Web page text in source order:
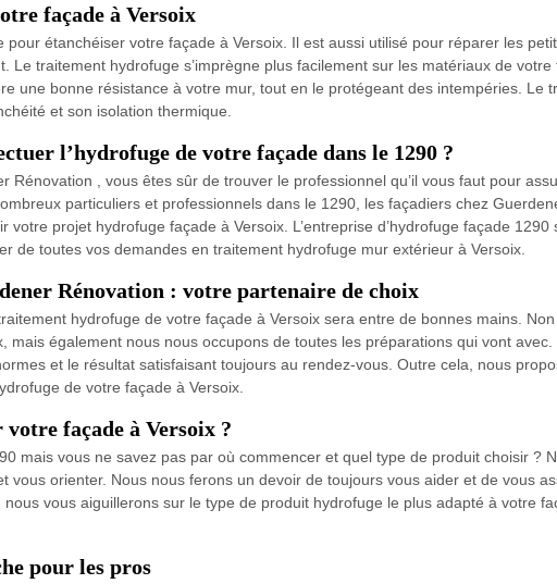
façade à Versoix
étanchéiser votre façade à Versoix. Il est aussi utilisé pour réparer les
traitement hydrofuge s’imprègne plus facilement sur les matériaux de
une bonne résistance à votre mur, tout en le protégeant des intempéries. Le
et son isolation thermique.
l’hydrofuge de votre façade dans le 1290 ?
Rénovation , vous êtes sûr de trouver le professionnel qu’il vous faut pour
particuliers et professionnels dans le 1290, les façadiers chez
projet hydrofuge façade à Versoix. L’entreprise d’hydrofuge façade 1290
de toutes vos demandes en traitement hydrofuge mur extérieur à Versoix.
Rénovation : votre partenaire de choix
hydrofuge de votre façade à Versoix sera entre de bonnes mains.
mais également nous nous occupons de toutes les préparations qui vont
et le résultat satisfaisant toujours au rendez-vous. Outre cela, nous
de votre façade à Versoix.
façade à Versoix ?
mais vous ne savez pas par où commencer et quel type de produit choisir ?
vous orienter. Nous nous ferons un devoir de toujours vous aider et de vous
vous aiguillerons sur le type de produit hydrofuge le plus adapté à votre
pour les pros